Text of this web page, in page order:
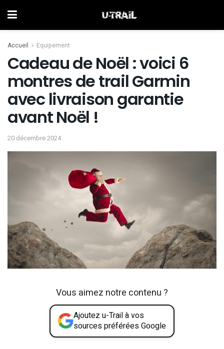
Accueil Equipement
Cadeau de Noël : voici 6
montres de trail Garmin
avec livraison garantie
avant Noël !
20 décembre 2024
Vous aimez notre contenu ?
Ajoutez u-Trail à vos
sources préférées Google